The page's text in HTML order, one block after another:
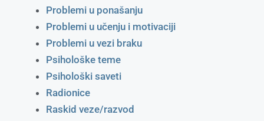
Problemi u ponašanju
Problemi u učenju i motivaciji
Problemi u vezi braku
Psihološke teme
Psihološki saveti
Radionice
Raskid veze/razvod